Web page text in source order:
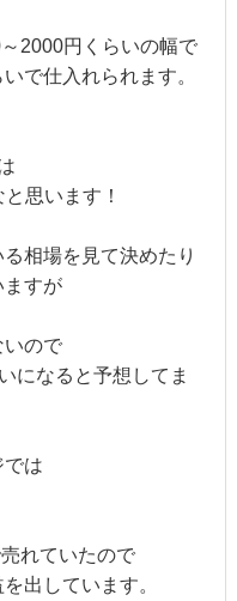
2000円くらいの幅で
で仕入れられます。
思います！
相場を見て決めたり
ますが
いので
になると予想してま
は
れていたので
出しています。